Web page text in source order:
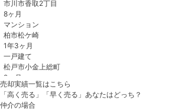
売却実績一覧はこちら
「高く売る」「早く売る」あなたはどっち？
仲介の場合